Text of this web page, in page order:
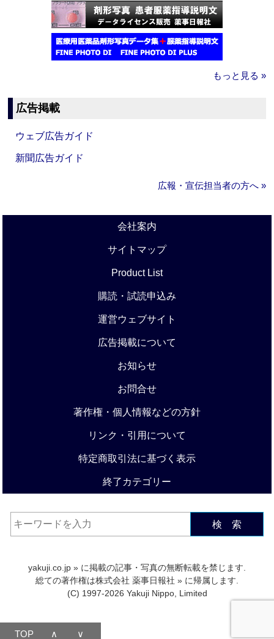
もっと見る »
広告掲載
ウェブ広告ガイド
新聞広告ガイド
広報・宣伝担当者の方へ »
会社案内
サイトマップ
Product List
購読・試読申込み
運営ウェブサイト
広告掲載について
お知らせ
お問合せ
著作権・個人情報などの方針
リンク・引用について
特定商取引法に基づく表示
終了カテゴリー
検 索
yakuji.co.jp » に掲載の記事・写真の無断転載を禁じます.
総ての著作権は株式会社 薬事日報社 » に帰属します.
(C) 1997-2026 Yakuji Nippo, Limited
TOP ∧ ∨